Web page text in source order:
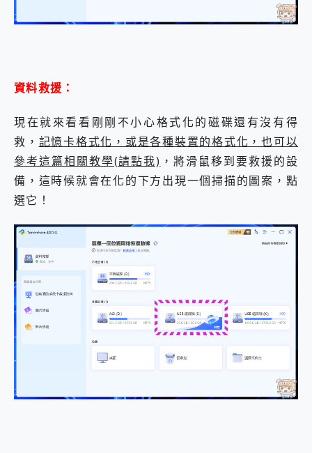
資料救援：
現在就來看看剛剛不小心格式化的磁碟還有沒有得
救， 記憶卡格式化，或是各種裝置的格式化，也可以
參考這篇相關教學(請點我) ，將滑鼠移到要救援的設
備，這時候就會在化的下方出現一個掃描的圖案，點
選它！